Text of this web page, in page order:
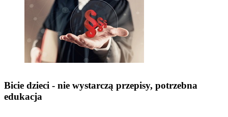
Bicie dzieci - nie wystarczą przepisy, potrzebna
edukacja